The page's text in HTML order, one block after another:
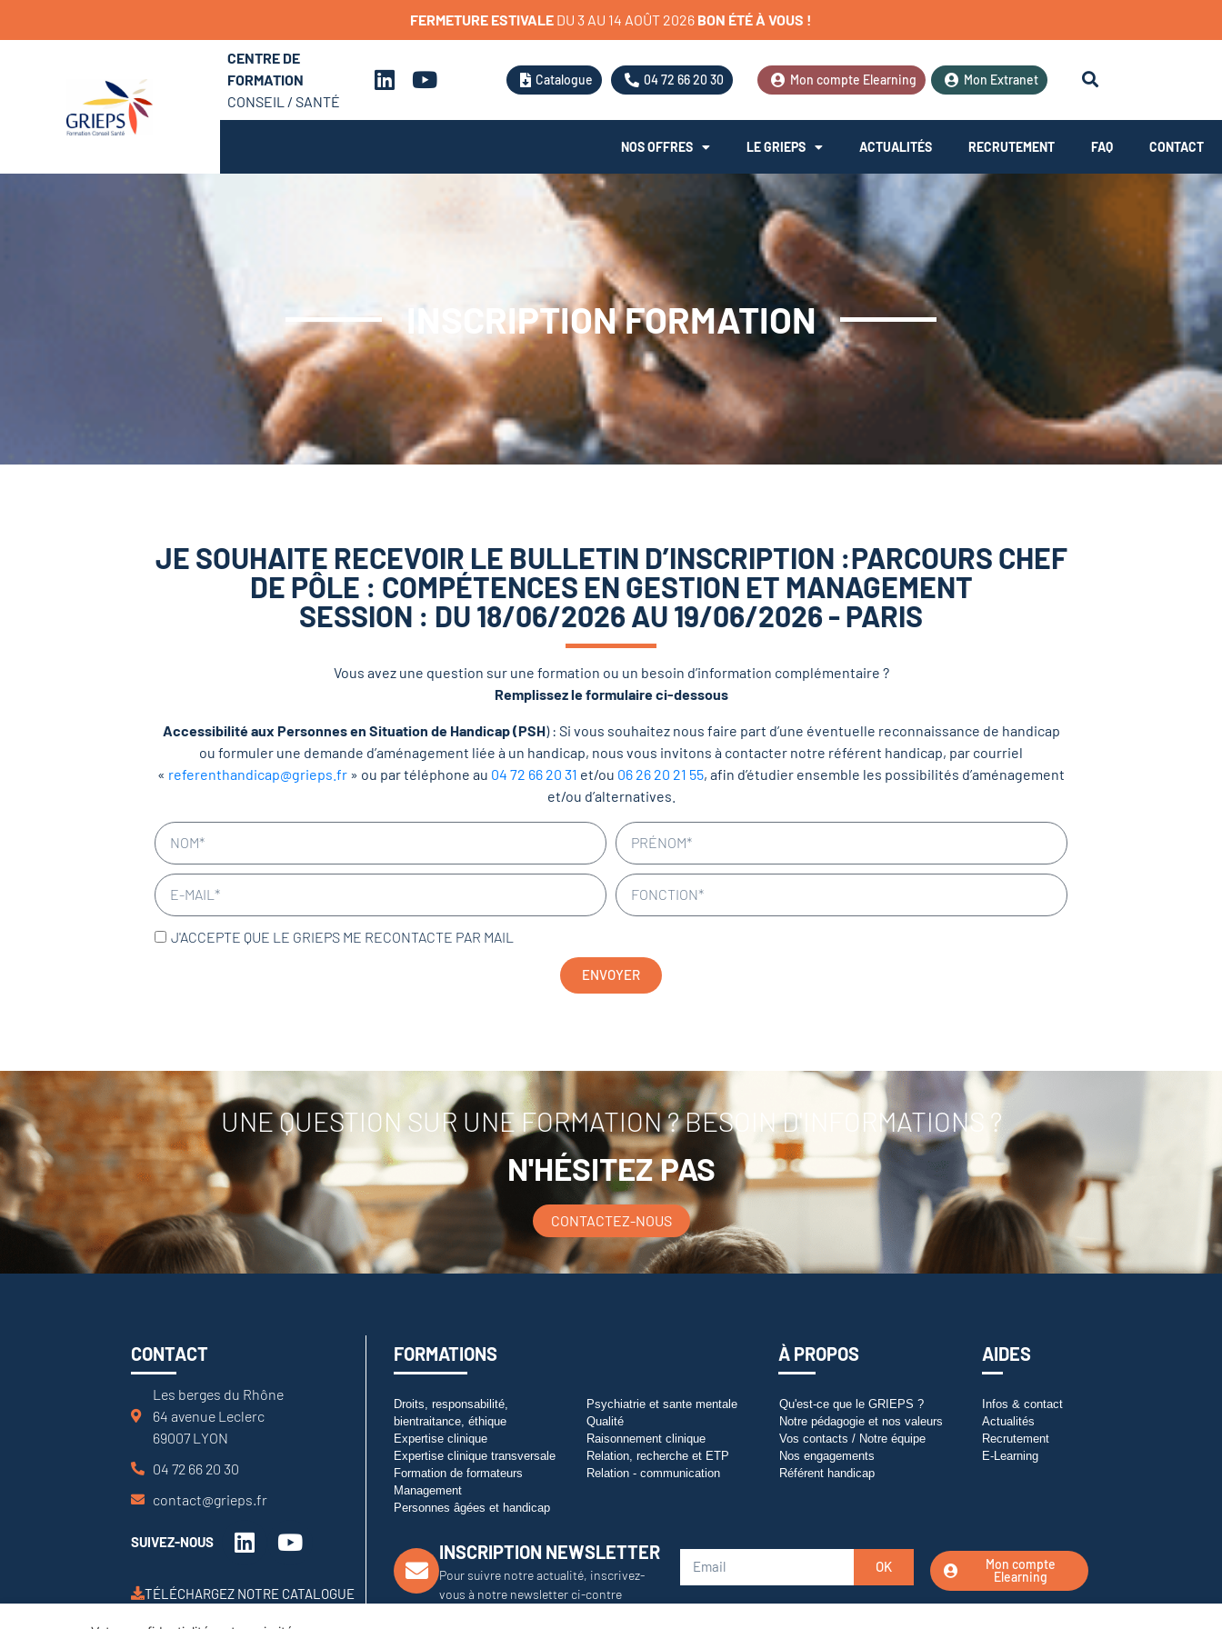
FERMETURE ESTIVALE DU 3 AU 14 AOÛT 2026 BON ÉTÉÀ VOUS !
CENTRE DE
FORMATION
CONSEIL / SANTÉ
Catalogue 04 72 66 20 30 Mon compte Elearning Mon Extranet
NOS OFFRES LE GRIEPS ACTUALITÉS RECRUTEMENT FAQ CONTACT
INSCRIPTION FORMATION
JE SOUHAITE RECEVOIR LE BULLETIN D’INSCRIPTION :PARCOURS CHEF
DE PÔLE : COMPÉTENCES EN GESTION ET MANAGEMENT
SESSION : DU 18/06/2026 AU 19/06/2026 - PARIS
Vous avez une question sur une formation ou un besoin d’information complémentaire ?
Remplissez le formulaire ci-dessous
Accessibilité aux Personnes en Situation de Handicap (PSH) : Si vous souhaitez nous faire part d’une éventuelle reconnaissance de handicap
ou formuler une demande d’aménagement liée à un handicap, nous vous invitons à contacter notre référent handicap, par courriel
« referenthandicap@grieps.fr » ou par téléphone au 04 72 66 20 31 et/ou 06 26 20 21 55, afin d’étudier ensemble les possibilités d’aménagement
et/ou d’alternatives.
J'ACCEPTE QUE LE GRIEPS ME RECONTACTE PAR MAIL
ENVOYER
UNE QUESTION SUR UNE FORMATION ? BESOIN D'INFORMATIONS ?
N'HÉSITEZ PAS
CONTACTEZ-NOUS
CONTACT
Les berges du Rhône
64 avenue Leclerc
69007 LYON
04 72 66 20 30
contact@grieps.fr
SUIVEZ-NOUS
TÉLÉCHARGEZ NOTRE CATALOGUE
FORMATIONS À PROPOS AIDES
Droits, responsabilité,
bientraitance, éthique
Expertise clinique
Expertise clinique transversale
Formation de formateurs
Management
Personnes âgées et handicap
Psychiatrie et sante mentale
Qualité
Raisonnement clinique
Relation, recherche et ETP
Relation - communication
Qu'est-ce que le GRIEPS ?
Notre pédagogie et nos valeurs
Vos contacts / Notre équipe
Nos engagements
Référent handicap
Infos & contact
Actualités
Recrutement
E-Learning
INSCRIPTION NEWSLETTER
Pour suivre notre actualité, inscrivez-
vous à notre newsletter ci-contre
OK
Mon compte
Elearning